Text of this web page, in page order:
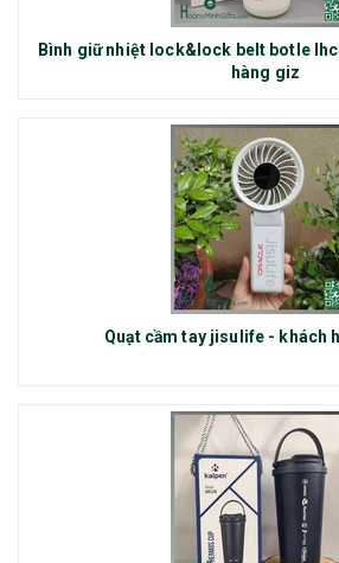
Bình giữ nhiệt lock&lock belt botle
hàng giz
Quạt cầm tay jisulife - khách